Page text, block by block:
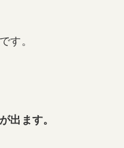
です。
出ます。